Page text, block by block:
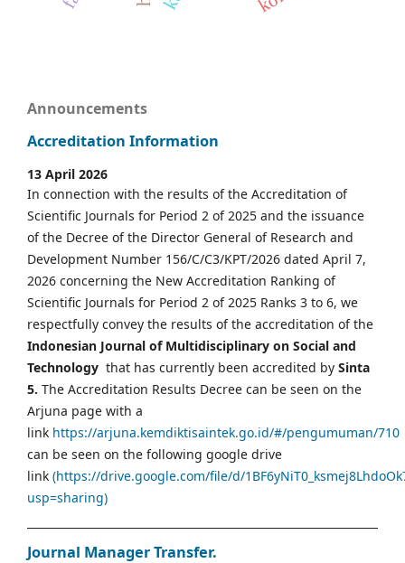
Announcements
Accreditation Information
13 April 2026
In connection with the results of the Accreditation of
Scientific Journals for Period 2 of 2025 and the issuance
of the Decree of the Director General of Research and
Development Number 156/C/C3/KPT/2026 dated April 7,
2026 concerning the New Accreditation Ranking of
Scientific Journals for Period 2 of 2025 Ranks 3 to 6, we
respectfully convey the results of the accreditation of the
Indonesian Journal of Multidisciplinary on Social and
Technology that has currently been accredited by Sinta
5. The Accreditation Results Decree can be seen on the
Arjuna page with a
link https://arjuna.kemdiktisaintek.go.id/#/pengumuman/710
can be seen on the following google drive
link (https://drive.google.com/file/d/
usp=sharing)
Journal Manager Transfer.